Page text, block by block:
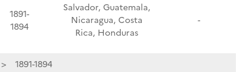
1891-
1894
Salvador, Guatemala,
Nicaragua, Costa
Rica, Honduras
-
1891-1894